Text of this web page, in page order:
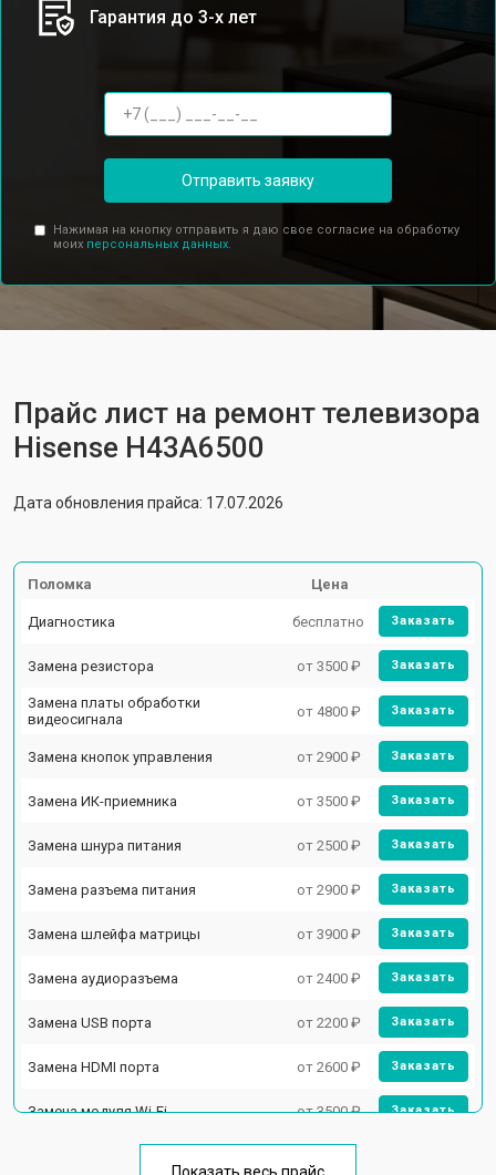
Гарантия до 3-х лет
Отправить заявку
Нажимая на кнопку отправить я даю свое согласие на обработку
моих персональных данных.
Прайс лист на ремонт телевизора
Hisense H43A6500
Дата обновления прайса: 17.07.2026
Поломка Цена
Диагностика бесплатно Заказать
Замена резистора от 3500 ₽ Заказать
Замена платы обработки
видеосигнала
от 4800 ₽ Заказать
Замена кнопок управления от 2900 ₽ Заказать
Замена ИК-приемника от 3500 ₽ Заказать
Замена шнура питания от 2500 ₽ Заказать
Замена разъема питания от 2900 ₽ Заказать
Замена шлейфа матрицы от 3900 ₽ Заказать
Замена аудиоразъема от 2400 ₽ Заказать
Замена USB порта от 2200 ₽ Заказать
Замена HDMI порта от 2600 ₽ Заказать
Замена модуля Wi-Fi от 3500 ₽ Заказать